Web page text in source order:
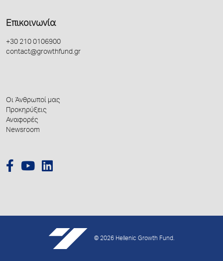
Επικοινωνία
+30 210 0106900
contact@growthfund.gr
Οι Άνθρωποί μας
Προκηρύξεις
Αναφορές
Newsroom
© 2026 Hellenic Growth Fund.